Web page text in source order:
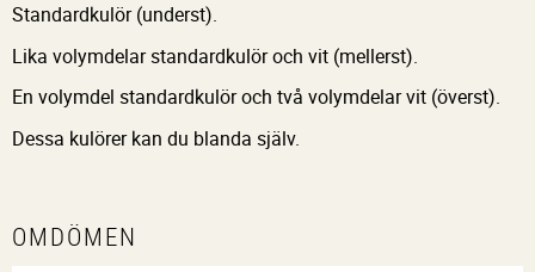
Standardkulör (underst).
Lika volymdelar standardkulör och vit (mellerst).
En volymdel standardkulör och två volymdelar vit (överst).
Dessa kulörer kan du blanda själv.
OMDÖMEN